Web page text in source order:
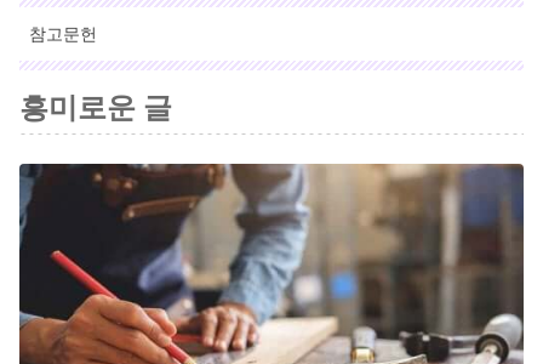
참고문헌
인용된 모든 출처는 우리 팀에 의해 집요하게 검토되어 질의의 질,
신뢰성, 시대에 맞음 및 타당성을 보장하기 위해 처리되었습니다.
이 문서의 참고 문헌은 신뢰성이 있으며 학문적 또는 과학적으로 정
확합니다.
Di Clemente, E., Hernández Mogollón, J. M., & López-Guzmán,
T. (2014). La gastronomía como patrimonio cultural y motor del
desarrollo turístico. Un análisis DAFO para Extremadura.
Educación.
흥미로운 글